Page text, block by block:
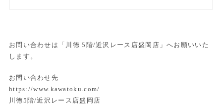
お問い合わせは「川徳 5階/近沢レース店盛岡店」へお願いいた
します。
お問い合わせ先
https://www.kawatoku.com/
川徳5階/近沢レース店盛岡店